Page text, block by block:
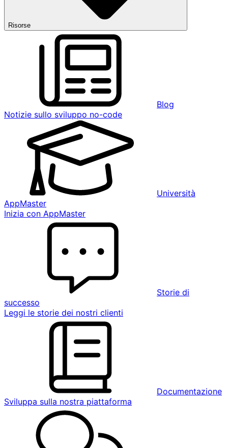
Risorse
Blog
Notizie sullo sviluppo no-code
Università
AppMaster
Inizia con AppMaster
Storie di
successo
Leggi le storie dei nostri clienti
Documentazione
Sviluppa sulla nostra piattaforma